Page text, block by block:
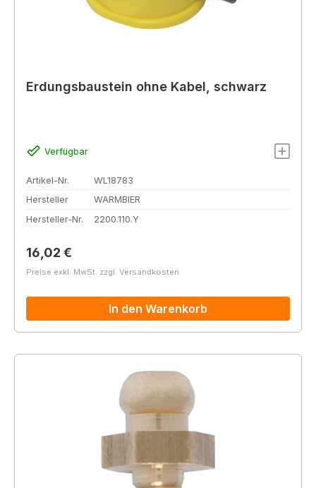
Erdungsbaustein ohne Kabel, schwarz
Verfügbar
Artikel-Nr.
WL18783
Hersteller
WARMBIER
Hersteller-Nr.
2200.110.Y
Regulärer Preis:
16,02 €
Preise exkl. MwSt. zzgl. Versandkosten
In den Warenkorb